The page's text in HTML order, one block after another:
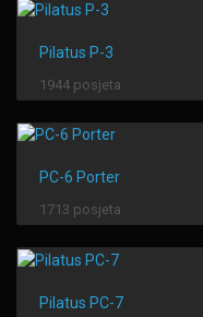
Pilatus P-3
1944 posjeta
PC-6 Porter
1713 posjeta
Pilatus PC-7